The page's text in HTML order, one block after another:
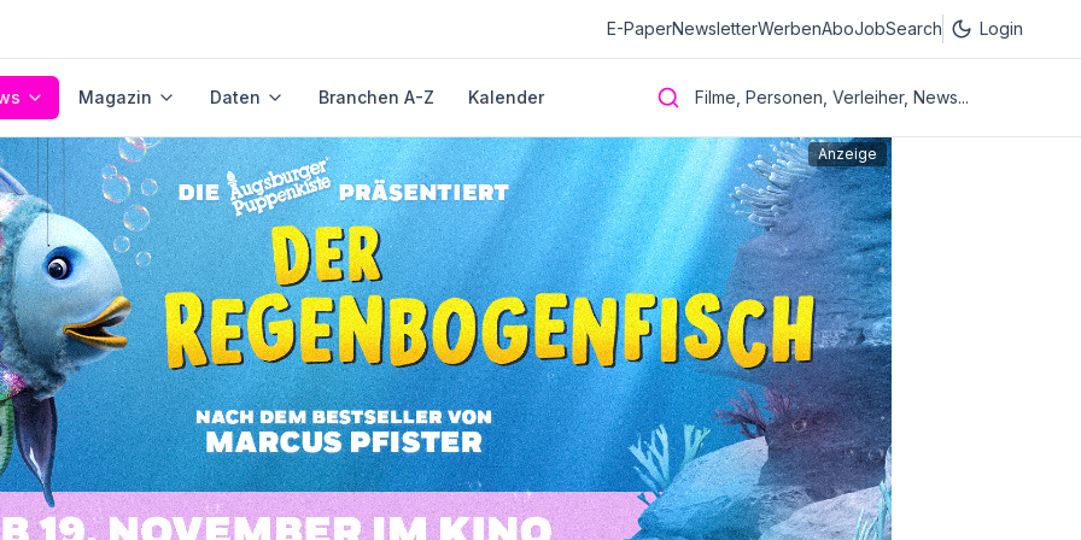
E-PaperNewsletterWerbenAboJobSearch Login
Magazin Daten Branchen A-Z Kalender Filme, Personen, Verleiher, News...
Anzeige